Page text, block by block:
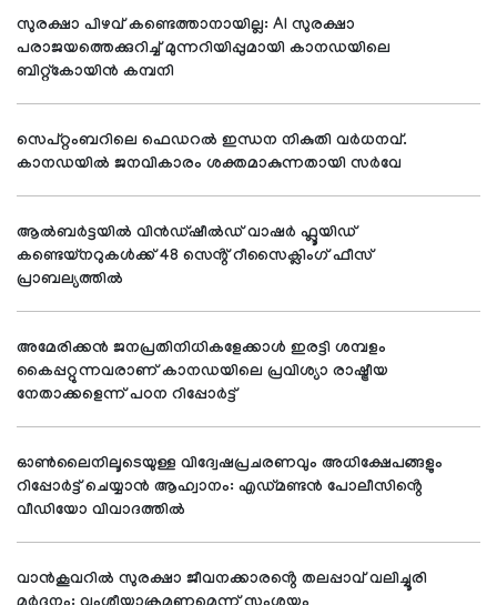
സുരക്ഷാ പിഴവ് കണ്ടെത്താനായില്ല: AI സുരക്ഷാ
പരാജയത്തെക്കുറിച്ച് മുന്നറിയിപ്പുമായി കാനഡയിലെ
ബിറ്റ്‌കോയിൻ കമ്പനി
സെപ്റ്റംബറിലെ ഫെഡറൽ ഇന്ധന നികുതി വർധനവ്.
കാനഡയിൽ ജനവികാരം ശക്തമാകുന്നതായി സർവേ
ആൽബർട്ടയിൽ വിൻഡ്‌ഷീൽഡ് വാഷർ ഫ്ലൂയിഡ്
കണ്ടെയ്നറുകൾക്ക് 48 സെൻ്റ് റീസൈക്ലിംഗ് ഫീസ്
പ്രാബല്യത്തിൽ
അമേരിക്കൻ ജനപ്രതിനിധികളേക്കാൾ ഇരട്ടി ശമ്പളം
കൈപ്പറ്റുന്നവരാണ് കാനഡയിലെ പ്രവിശ്യാ രാഷ്ട്രീയ
നേതാക്കളെന്ന് പഠന റിപ്പോർട്ട്
ഓൺലൈനിലൂടെയുള്ള വിദ്വേഷപ്രചരണവും അധിക്ഷേപങ്ങളും
റിപ്പോർട്ട് ചെയ്യാൻ ആഹ്വാനം: എഡ്മണ്ടൻ പോലീസിൻ്റെ
വീഡിയോ വിവാദത്തിൽ
വാൻകൂവറിൽ സുരക്ഷാ ജീവനക്കാരൻ്റെ തലപ്പാവ് വലിച്ചൂരി